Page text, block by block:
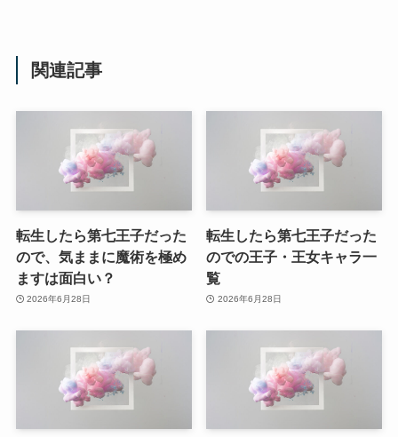
関連記事
転生したら第七王子だった
ので、気ままに魔術を極め
ますは面白い？
2026年6月28日
転生したら第七王子だった
のでの王子・王女キャラ一
覧
2026年6月28日